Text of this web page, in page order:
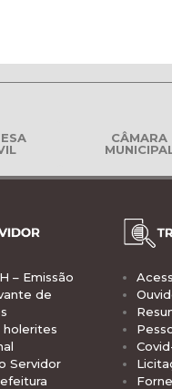
CÂMARA
– Emissão
de
holerites
Servidor